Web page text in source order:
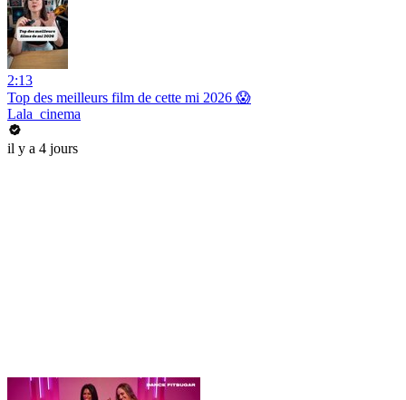
2:13
Top des meilleurs film de cette mi 2026 😱
Lala_cinema
il y a 4 jours